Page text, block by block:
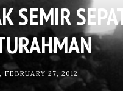
SEMIR
FEBRUARY 27, 2012